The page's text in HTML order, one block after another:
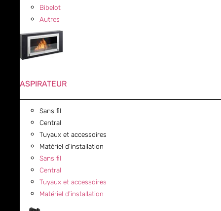
Bibelot
Autres
ASPIRATEUR
Sans fil
Central
Tuyaux et accessoires
Matériel d’installation
Sans fil
Central
Tuyaux et accessoires
Matériel d’installation